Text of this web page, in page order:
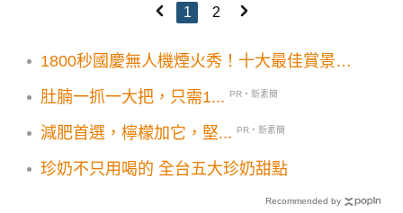
1 2
1800秒國慶無人機煙火秀！十大最佳賞景夯
肚腩一抓一大把，只需1...
PR・新素簡
減肥首選，檸檬加它，堅... PR・新素簡
珍奶不只用喝的 全台五大珍奶甜點
Recommended by